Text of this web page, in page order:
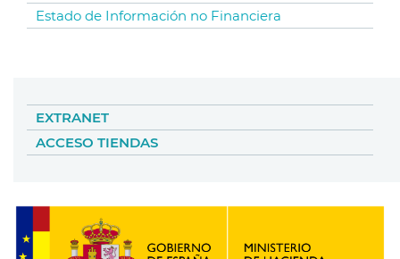
Estado de Información no Financiera
EXTRANET
ACCESO TIENDAS